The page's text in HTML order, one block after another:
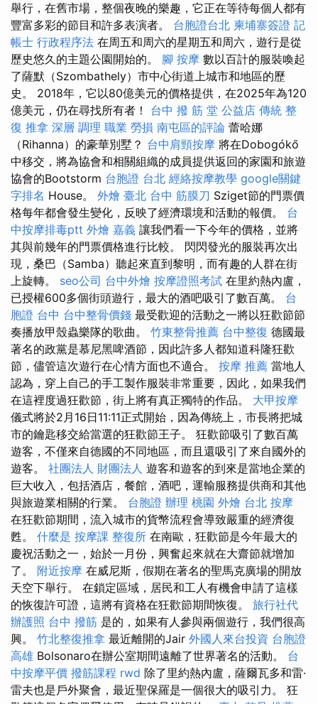
舉行，在舊市場，整個夜晚的樂趣，它正在等待每個人都有
豐富多彩的節目和許多表演者。 台胞證台北 柬埔寨簽證 記
帳士 行政程序法 在周五和周六的星期五和周六，遊行是從
歷史悠久的主題公園開始的。 腳 按摩 數以百計的服裝喚起
了薩默（Szombathely）市中心街道上城市和地區的歷
史。 2018年，它以80億美元的價格提供，在2025年為120
億美元，仍在尋找所有者！ 台中 撥 筋 堂 公益店 傳統 整
復 推拿 深層 調理 職業 勞損 南屯區的評論 蕾哈娜
（Rihanna）的豪華別墅？ 台中肩頸按摩 將在Dobogókő
中移交，將為協會和相關組織的成員提供返回的家園和旅遊
協會的Bootstorm 台胞證 台北 經絡按摩教學 google關鍵
字排名 House。 外燴 臺北 台中 筋膜刀 Sziget節的門票價
格每年都會發生變化，反映了經濟環境和活動的報價。 台
中按摩排毒ptt 外燴 嘉義 讓我們看一下今年的價格，並將
其與前幾年的門票價格進行比較。 閃閃發光的服裝再次出
現，桑巴（Samba）聽起來直到黎明，而有趣的人群在街
上旋轉。 seo公司 台中外燴 按摩證照考試 在里約熱內盧，
已授權600多個街頭遊行，最大的酒吧吸引了數百萬。 台
胞證 台中 台中整骨價錢 最受歡迎的活動之一將以狂歡節節
奏播放甲殼蟲樂隊的歌曲。 竹東整骨推薦 台中整復 德國最
著名的政黨是慕尼黑啤酒節，因此許多人都知道科隆狂歡
節，儘管這次遊行在心情方面也不適合。 按摩 推薦 當地人
認為，穿上自己的手工製作服裝非常重要，因此，如果我們
在這裡度過狂歡節，街上將有真正獨特的作品。 大甲按摩
儀式將於2月16日11:11正式開始，因為傳統上，市長將把城
市的鑰匙移交給當選的狂歡節王子。 狂歡節吸引了數百萬
遊客，不僅來自德國的不同地區，而且還吸引了來自國外的
遊客。 社團法人 財團法人 遊客和遊客的到來是當地企業的
巨大收入，包括酒店，餐館，酒吧，運輸服務提供商和其他
與旅遊業相關的行業。 台胞證 辦理 桃園 外燴 台北 按摩
在狂歡節期間，流入城市的貨幣流程會導致嚴重的經濟復
甦。 什麼是 按摩課 整復所 在南歐，狂歡節是今年最大的
慶祝活動之一，始於一月份，興奮起來就在大齋節就增加
了。 附近按摩 在威尼斯，假期在著名的聖馬克廣場的開放
天空下舉行。 在鎖定區域，居民和工人有機會申請了這樣
的恢復許可證，這將有資格在狂歡節期間恢復。 旅行社代
辦護照 台中 撥筋 是的，如果有人參與兩個遊行，我們很高
興。 竹北整復推拿 最近離開的Jair 外國人來台投資 台胞證
高雄 Bolsonaro在辦公室期間遠離了世界著名的活動。 台
中按摩平價 撥筋課程 rwd 除了里約熱內盧，薩爾瓦多和雷·
雷夫也是戶外聚會，最近聖保羅是一個很大的吸引力。 狂